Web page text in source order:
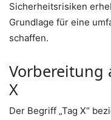
Sicherheitsrisiken
Grundlage für eine
schaffen.
Vorbereitung
X
Der Begriff „Tag X“